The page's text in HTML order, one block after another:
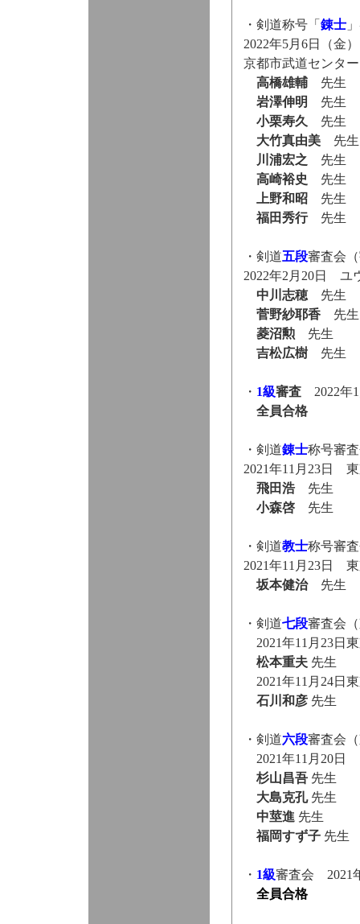
・剣道称号「 錬士
2022年5月6日（金）
京都市武道センタ
高橋雄輔先生
岩澤伸明 先生
小栗寿久 先生
大竹真由美先生
川浦宏之 先生
高崎裕史 先生
上野和昭先生
福田秀行先生
・剣道五段審査会
2022年2月20日 ユ
中川志穂先生
菅野紗耶香先生
菱沼勲先生
吉松広樹先生
・ 1級審査2022年
全員合格
・剣道錬士称号審
2021年11月23日
飛田浩先生
小森啓先生
・剣道教士称号審
2021年11月23日
坂本健治先生
・剣道七段審査会
2021年11月23日
松本重夫先生
2021年11月24日
石川和彦先生
・剣道六段審査会
2021年11月20日
杉山昌吾先生
大島克孔先生
中莖進 先生
福岡すず子先
・ 1級審査会 2021
全員合格